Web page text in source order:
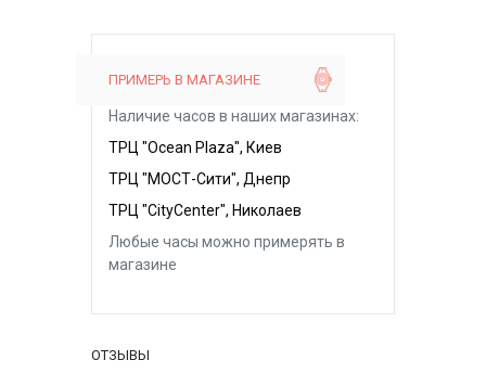
ПРИМЕРЬ В МАГАЗИНЕ
Наличие часов в наших магазинах:
ТРЦ "Ocean Plaza", Киев
ТРЦ "МОСТ-Сити", Днепр
ТРЦ "CityCenter", Николаев
Любые часы можно примерять в
магазине
ОТЗЫВЫ